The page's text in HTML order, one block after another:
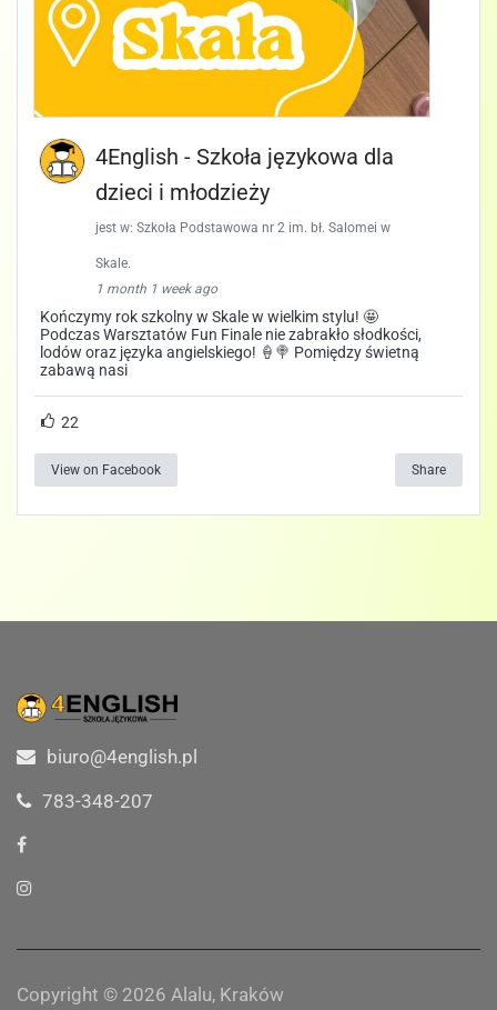
4English - Szkoła językowa dla
dzieci i młodzieży
jest w: Szkoła Podstawowa nr 2 im. bł. Salomei w
Skale.
1 month 1 week ago
Kończymy rok szkolny w Skale w wielkim stylu! 🤩
Podczas Warsztatów Fun Finale nie zabrakło słodkości,
lodów oraz języka angielskiego! 🍦🍭 Pomiędzy świetną
zabawą nasi
22
View on Facebook Share
biuro@4english.pl
783-348-207
Copyright © 2026 Alalu, Kraków